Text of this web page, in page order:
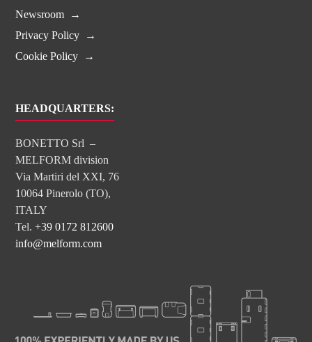
Newsroom
Privacy Policy
Cookie Policy
HEADQUARTERS:
BONETTO Srl –
MELFORM division
Via Martiri del XXI, 76
10064 Pinerolo (TO),
ITALY
Tel.+39 0172 812600
info@melform.com